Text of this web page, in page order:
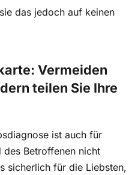
das jedoch auf keinen
Vermeiden
teilen Sie Ihre
ist auch für
des Betroffenen nicht
sicherlich für die Liebsten,